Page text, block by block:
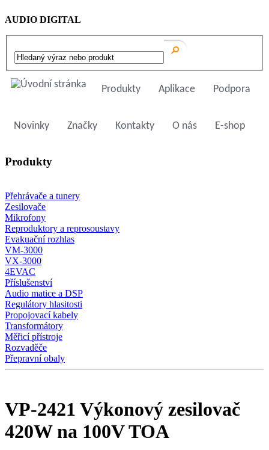
AUDIO DIGITAL
Produkty Aplikace Podpora
Novinky Značky Kontakty O nás E-shop
Produkty
Přehrávače a tunery
Zesilovače
Mikrofony
Reproduktory a reprosoustavy
Evakuační rozhlas
VM-3000
VX-3000
4EVAC
Příslušenství
Audio matice a DSP
Regulátory hlasitosti
Propojovací kabely
Transformátory
Měřicí přístroje
Rozvaděče
Přepravní obaly
VP-2421 Výkonový zesilovač
420W na 100V TOA